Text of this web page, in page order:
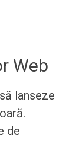
Web
lanseze
de